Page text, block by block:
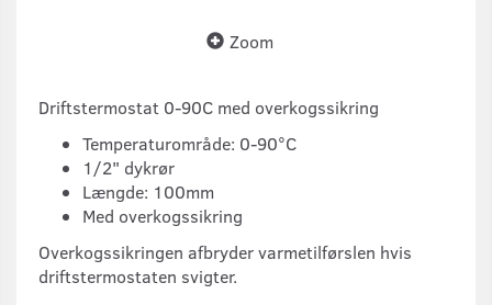
Zoom
Driftstermostat 0-90C med overkogssikring
Temperaturområde: 0-90°C
1/2" dykrør
Længde: 100mm
Med overkogssikring
Overkogssikringen afbryder varmetilførslen hvis
driftstermostaten svigter.